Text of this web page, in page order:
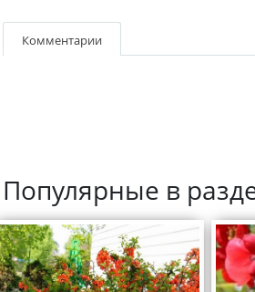
Комментарии
Популярные в